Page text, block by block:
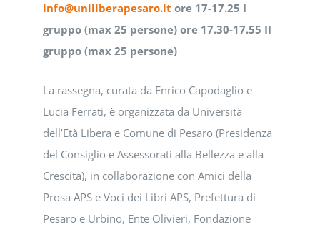
info@uniliberapesaro.it ore 17-17.25 I
gruppo (max 25 persone) ore 17.30-17.55 II
gruppo (max 25 persone)
La rassegna, curata da Enrico Capodaglio e
Lucia Ferrati, è organizzata da Università
dell’Età Libera e Comune di Pesaro (Presidenza
del Consiglio e Assessorati alla Bellezza e alla
Crescita), in collaborazione con Amici della
Prosa APS e Voci dei Libri APS, Prefettura di
Pesaro e Urbino, Ente Olivieri, Fondazione